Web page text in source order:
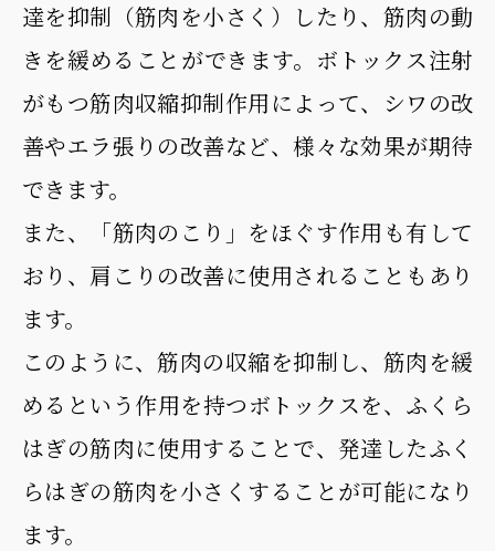
達を抑制（筋肉を小さく）したり、筋肉の動
きを緩めることができます。ボトックス注射
がもつ筋肉収縮抑制作用によって、シワの改
善やエラ張りの改善など、様々な効果が期待
できます。
また、「筋肉のこり」をほぐす作用も有して
おり、肩こりの改善に使用されることもあり
ます。
このように、筋肉の収縮を抑制し、筋肉を緩
めるという作用を持つボトックスを、ふくら
はぎの筋肉に使用することで、発達したふく
らはぎの筋肉を小さくすることが可能になり
ます。